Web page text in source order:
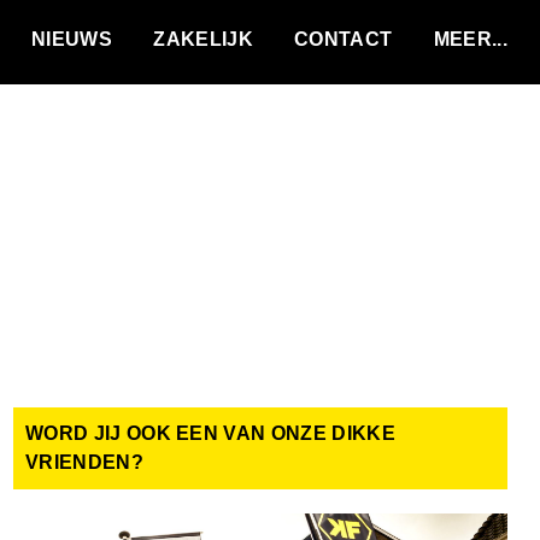
NIEUWS ZAKELIJK CONTACT
WORD JIJ OOK EEN VAN ONZE DIKKE
VRIENDEN?